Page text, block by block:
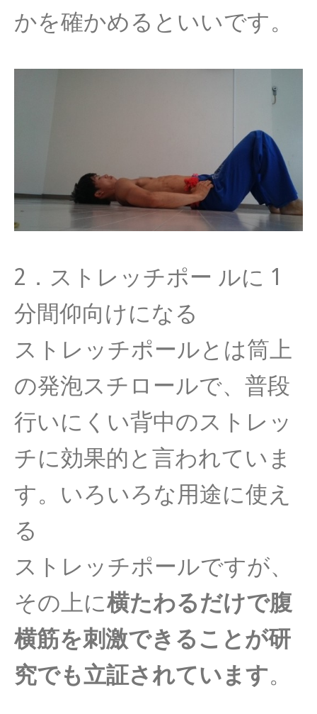
かを確かめるといいです。
2．ストレッチポー ルに 1
分間仰向けになる
ストレッチポールとは筒上
の発泡スチロールで、 普段
行いにくい背中のストレッ
チに効果的と言われていま
す。 いろいろな用途に使え
る
ストレッチポールですが、
その上に横たわるだけで腹
横筋を刺激できることが研
究でも立証されています。